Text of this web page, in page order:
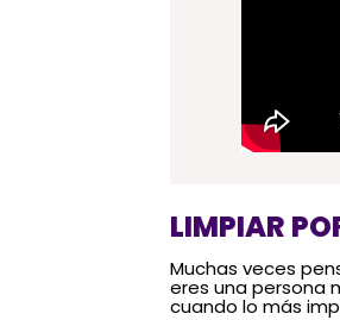
LIMPIAR
Muchas veces
eres una persona
cuando lo más